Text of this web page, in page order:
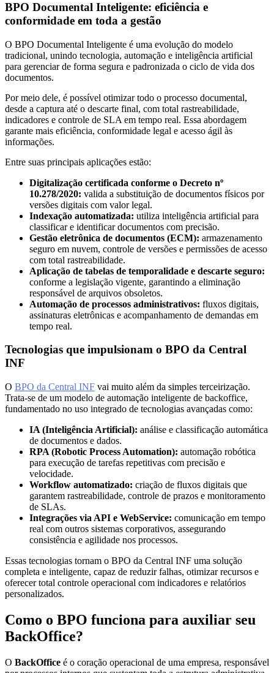
BPO Documental Inteligente: eficiência e
conformidade em toda a gestão
O BPO Documental Inteligente é uma evolução do modelo
tradicional, unindo tecnologia, automação e inteligência artificial
para gerenciar de forma segura e padronizada o ciclo de vida dos
documentos.
Por meio dele, é possível otimizar todo o processo documental,
desde a captura até o descarte final, com total rastreabilidade,
indicadores e controle de SLA em tempo real. Essa abordagem
garante mais eficiência, conformidade legal e acesso ágil às
informações.
Entre suas principais aplicações estão:
Digitalização certificada conforme o Decreto nº
10.278/2020: valida a substituição de documentos físicos por
versões digitais com valor legal.
Indexação automatizada: utiliza inteligência artificial para
classificar e identificar documentos com precisão.
Gestão eletrônica de documentos (ECM): armazenamento
seguro em nuvem, controle de versões e permissões de acesso
com total rastreabilidade.
Aplicação de tabelas de temporalidade e descarte seguro:
conforme a legislação vigente, garantindo a eliminação
responsável de arquivos obsoletos.
Automação de processos administrativos: fluxos digitais,
assinaturas eletrônicas e acompanhamento de demandas em
tempo real.
Tecnologias que impulsionam o BPO da Central
INF
O BPO da Central INF vai muito além da simples terceirização.
Trata-se de um modelo de automação inteligente de backoffice,
fundamentado no uso integrado de tecnologias avançadas como:
IA (Inteligência Artificial): análise e classificação automática
de documentos e dados.
RPA (Robotic Process Automation): automação robótica
para execução de tarefas repetitivas com precisão e
velocidade.
Workflow automatizado: criação de fluxos digitais que
garantem rastreabilidade, controle de prazos e monitoramento
de SLAs.
Integrações via API e WebService: comunicação em tempo
real com outros sistemas corporativos, assegurando
consistência e agilidade nos processos.
Essas tecnologias tornam o BPO da Central INF uma solução
completa e inteligente, capaz de reduzir falhas, otimizar recursos e
oferecer total controle operacional com indicadores e relatórios
personalizados.
Como o BPO funciona para auxiliar seu
BackOffice?
O BackOffice é o coração operacional de uma empresa, responsável